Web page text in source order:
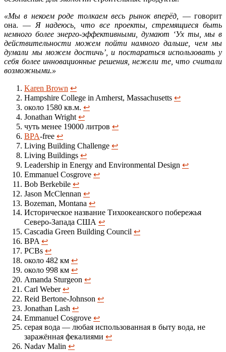
«Мы в некоем роде толкаем весь рынок вперёд,
— говорит
она. — Я надеюсь, что все проекты, стремящиеся быть
немного более энерго-эффективными, думают ‘Ух ты, мы в
действительности можем пойти намного дальше, чем мы
думали мы можем достичь’, и постараться использовать у
себя более инновационные решения, нежели те, что считали
возможными.»
Karen Brown ↩
Hampshire College in Amherst, Massachusetts ↩
около 1580 кв.м. ↩
Jonathan Wright ↩
чуть менее 19000 литров ↩
BPA-free ↩
Living Building Challenge ↩
Living Buildings ↩
Leadership in Energy and Environmental Design ↩
Emmanuel Cosgrove ↩
Bob Berkebile ↩
Jason McClennan ↩
Bozeman, Montana ↩
Историческое название Тихоокеанского побережья
Северо-Запада США ↩
Cascadia Green Building Council ↩
BPA ↩
PCBs ↩
около 482 км ↩
около 998 км ↩
Amanda Sturgeon ↩
Carl Weber↩
Reid Bertone-Johnson ↩
Jonathan Lash ↩
Emmanuel Cosgrove ↩
серая вода — любая использованная в быту вода, не
заражённая фекалиями ↩
Nadav Malin ↩